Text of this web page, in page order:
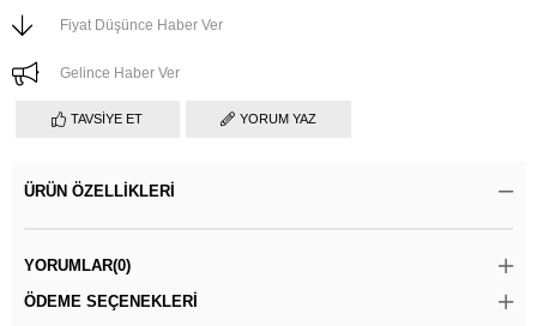
Fiyat Düşünce Haber Ver
Gelince Haber Ver
TAVSIYE ET YORUM YAZ
ÜRÜN ÖZELLIKLERI
YORUMLAR(0)
ÖDEME SEÇENEKLERI